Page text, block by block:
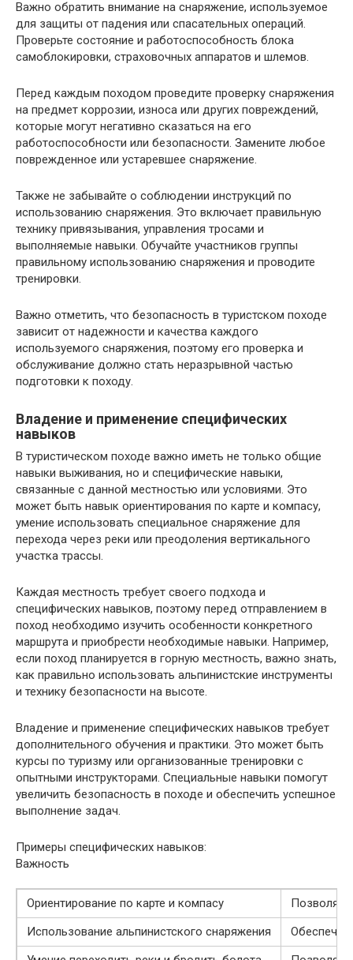
Важно обратить внимание на снаряжение, используемое
для защиты от падения или спасательных операций.
Проверьте состояние и работоспособность блока
самоблокировки, страховочных аппаратов и шлемов.
Перед каждым походом проведите проверку снаряжения
на предмет коррозии, износа или других повреждений,
которые могут негативно сказаться на его
работоспособности или безопасности. Замените любое
поврежденное или устаревшее снаряжение.
Также не забывайте о соблюдении инструкций по
использованию снаряжения. Это включает правильную
технику привязывания, управления тросами и
выполняемые навыки. Обучайте участников группы
правильному использованию снаряжения и проводите
тренировки.
Важно отметить, что безопасность в туристском походе
зависит от надежности и качества каждого
используемого снаряжения, поэтому его проверка и
обслуживание должно стать неразрывной частью
подготовки к походу.
Владение и применение специфических
навыков
В туристическом походе важно иметь не только общие
навыки выживания, но и специфические навыки,
связанные с данной местностью или условиями. Это
может быть навык ориентирования по карте и компасу,
умение использовать специальное снаряжение для
перехода через реки или преодоления вертикального
участка трассы.
Каждая местность требует своего подхода и
специфических навыков, поэтому перед отправлением в
поход необходимо изучить особенности конкретного
маршрута и приобрести необходимые навыки. Например,
если поход планируется в горную местность, важно знать,
как правильно использовать альпинистские инструменты
и технику безопасности на высоте.
Владение и применение специфических навыков требует
дополнительного обучения и практики. Это может быть
курсы по туризму или организованные тренировки с
опытными инструкторами. Специальные навыки помогут
увеличить безопасность в походе и обеспечить успешное
выполнение задач.
Примеры специфических навыков:
Важность
Ориентирование по карте и компасу
Позволяет
Использование альпинистского снаряжения